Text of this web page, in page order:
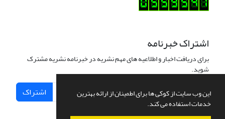
این وب سایت از کوکی ها برای اطمینان از ارائه بهترین
خدمات استفاده می کند.
اشتراک خبرنامه
برای دریافت اخبار و اطلاعیه های مهم نشریه در خبرنامه نشریه مشترک
شوید.
اشتراک